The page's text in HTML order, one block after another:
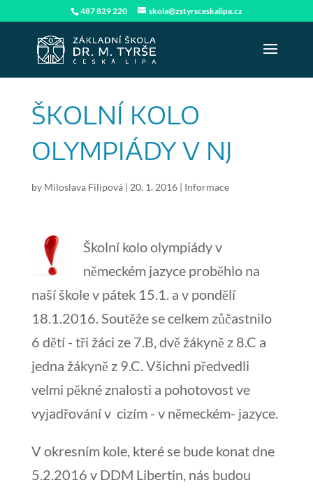
487 829 220 skola@zstyrsceskalipa.cz
ŠKOLNÍ KOLO
OLYMPIÁDY V NJ
by Miloslava Filipová| 20. 1. 2016| Informace
Školní kolo olympiády v
německém jazyce proběhlo na
naší škole v pátek 15.1. a v pondělí
18.1.2016. Soutěže se celkem zůčastnilo
6 dětí - tři žáci ze 7.B, dvě žákyně z 8.C a
jedna žákyně z 9.C. Všichni předvedli
velmi pěkné znalosti a pohotovost ve
vyjadřování v cizím - v německém- jazyce.
V okresním kole, které se bude konat dne
5.2.2016 v DDM Libertin, nás budou